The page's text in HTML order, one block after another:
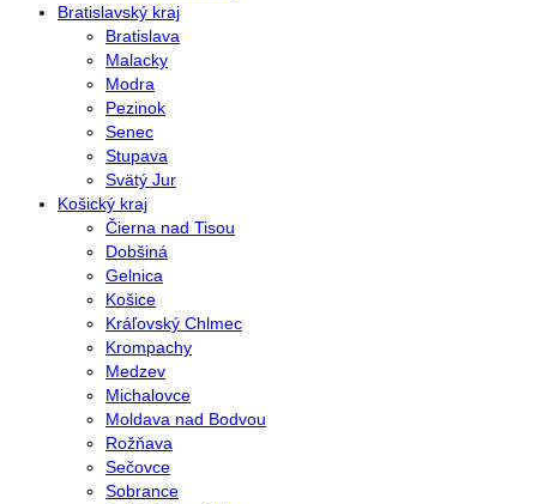
Bratislavský kraj
Bratislava
Malacky
Modra
Pezinok
Senec
Stupava
Svätý Jur
Košický kraj
Čierna nad Tisou
Dobšiná
Gelnica
Košice
Kráľovský Chlmec
Krompachy
Medzev
Michalovce
Moldava nad Bodvou
Rožňava
Sečovce
Sobrance